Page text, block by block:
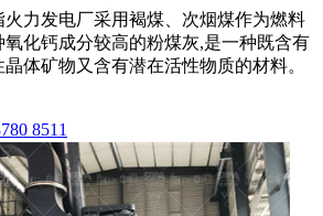
力发电厂采用褐煤、次烟煤作为燃料
化钙成分较高的粉煤灰,是一种既含有
体矿物又含有潜在活性物质的材料。
8511